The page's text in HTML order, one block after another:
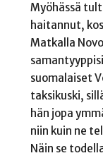
Myöhässä
haitannut,
Matkalla
suomalaiset
taksikuski,
hän jopa
niin kuin ne
Näin se